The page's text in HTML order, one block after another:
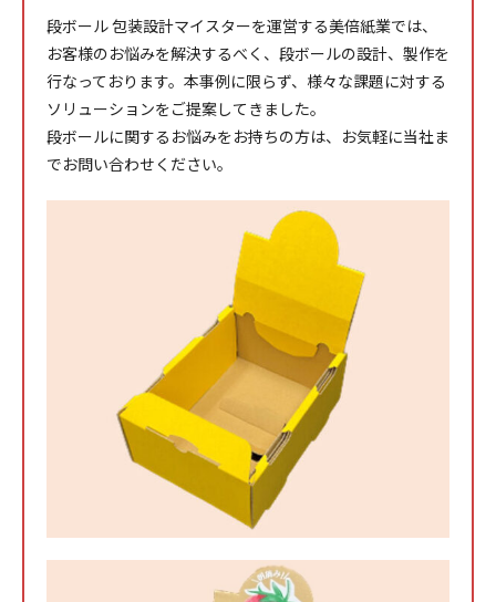
段ボール 包装設計マイスターを運営する美倍紙業では、
お客様のお悩みを解決するべく、段ボールの設計、製作を
行なっております。本事例に限らず、様々な課題に対する
ソリューションをご提案してきました。
段ボールに関するお悩みをお持ちの方は、お気軽に当社ま
でお問い合わせください。